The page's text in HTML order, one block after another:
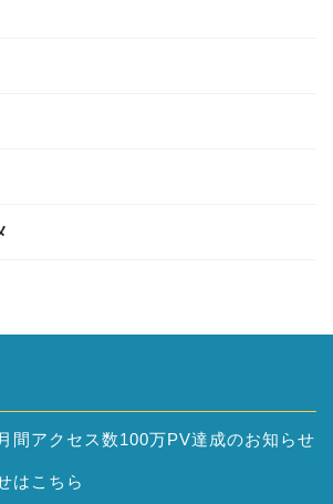
間アクセス数100万PV達成のお知らせ
はこちら